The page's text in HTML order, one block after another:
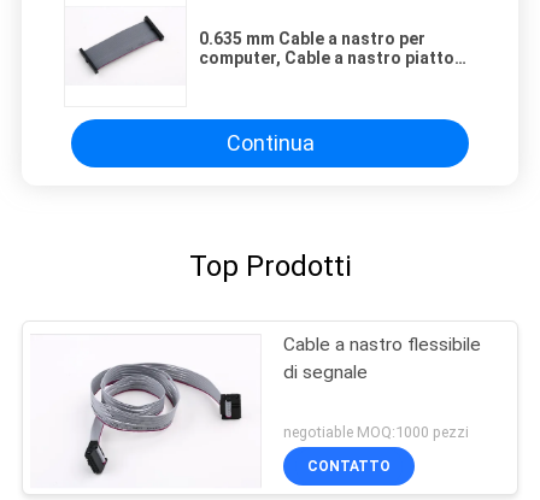
0.635 mm Cable a nastro per
computer, Cable a nastro piatto
Continua
Top Prodotti
Cable a nastro flessibile
di segnale
negotiable MOQ:1000 pezzi
CONTATTO